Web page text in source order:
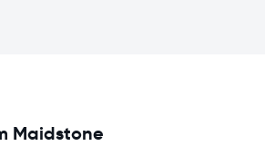
Maidstone